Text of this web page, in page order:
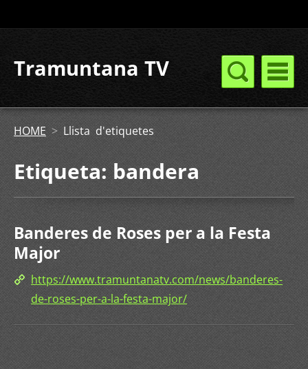
Tramuntana TV
HOME > Llista d'etiquetes
Etiqueta: bandera
Banderes de Roses per a la Festa
Major
https://www.tramuntanatv.com/news/banderes-
de-roses-per-a-la-festa-major/